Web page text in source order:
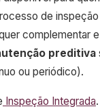
de
complementar
preditiva
ou periódico).
Inspeção Integrada